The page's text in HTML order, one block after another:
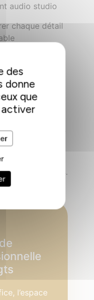
audio studio
chaque détail
acoustique
un podcast
qualité digne
sessions
une journée
vos besoins.
l’espace
des
donne
que